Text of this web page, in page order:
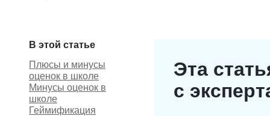
В этой статье
Плюсы и минусы
оценок в школе
Минусы оценок в
школе
Геймификация
Эта
с